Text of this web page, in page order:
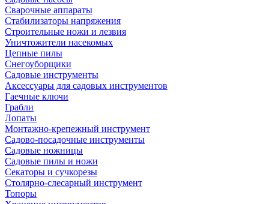
Сварочные аппараты
Стабилизаторы напряжения
Строительные ножи и лезвия
Уничтожители насекомых
Цепные пилы
Снегоуборщики
Садовые инструменты
Аксессуары для садовых инструментов
Гаечные ключи
Грабли
Лопаты
Монтажно-крепежный инструмент
Садово-посадочные инструменты
Садовые ножницы
Садовые пилы и ножи
Секаторы и сучкорезы
Столярно-слесарный инструмент
Топоры